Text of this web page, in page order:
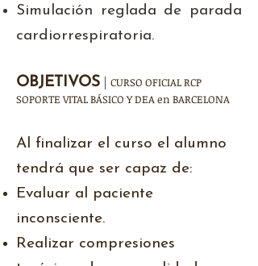
Simulación reglada de parada
cardiorrespiratoria.
OBJETIVOS | CURSO OFICIAL RCP
SOPORTE VITAL BÁSICO Y DEA en BARCELONA
Al finalizar el curso el alumno
tendrá que ser capaz de:
Evaluar al paciente
inconsciente.
Realizar compresiones